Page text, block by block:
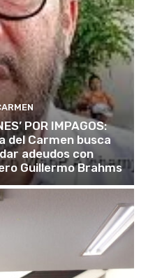
POR IMPAGOS:
del Carmen busca
adeudos con
Guillermo Brahms